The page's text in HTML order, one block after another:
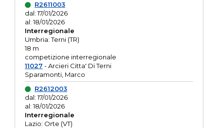
R2611003
dal: 17/01/2026
al: 18/01/2026
Interregionale
Umbria: Terni (TR)
18 m
competizione interregionale
11027 - Arcieri Citta' Di Terni
Sparamonti, Marco
R2612003
dal: 17/01/2026
al: 18/01/2026
Interregionale
Lazio: Orte (VT)